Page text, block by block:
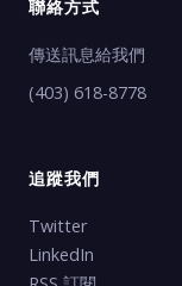
聯絡方式
傳送訊息給我們
(403) 618-8778
追蹤我們
Twitter
LinkedIn